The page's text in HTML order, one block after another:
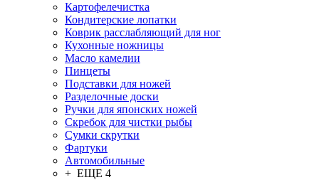
Картофелечистка
Кондитерские лопатки
Коврик расслабляющий для ног
Кухонные ножницы
Масло камелии
Пинцеты
Подставки для ножей
Разделочные доски
Ручки для японских ножей
Скребок для чистки рыбы
Сумки скрутки
Фартуки
Автомобильные
+ ЕЩЕ 4